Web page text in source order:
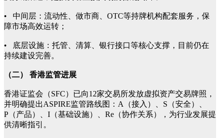
• 中间层：流动性、做市商、OTC等持牌机构配套服务，保
障市场高效运转；
• 底层设施：托管、清算、银行接口等核心支撑，目前仍在
持续建设完善。
（二） 香港监管进展
香港证监会（SFC）已向12家交易所发放虚拟资产交易牌照，
并明确提出ASPIRE监管路线图：A（接入）、S（安全）、
P（产品）、I（基础设施）、Re（协作关系），为行业发展提
供清晰指引。